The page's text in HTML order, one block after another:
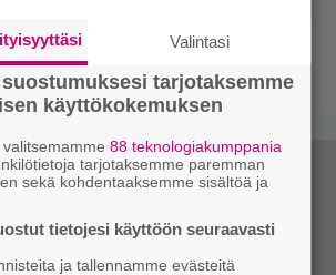
Tobias Forgelta
mukana myös
miehistöä
Valintasi
tarjotaksemme
käyttökokemuksen
valitsemamme88 teknologiakumppania
tarjotaksemme paremman
sekä kohdentaaksemme sisältöä ja
tietojesi käyttöön seuraavasti
ja tallennamme evästeitä